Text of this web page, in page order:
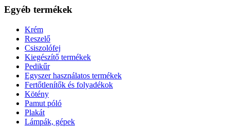
Egyéb termékek
Krém
Reszelő
Csiszolófej
Kiegészítő termékek
Pedikűr
Egyszer használatos termékek
Fertőtlenítők és folyadékok
Kötény
Pamut póló
Plakát
Lámpák, gépek